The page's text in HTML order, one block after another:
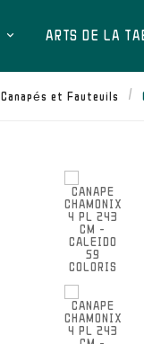
ARTS DE LA
Canapés et Fauteuils